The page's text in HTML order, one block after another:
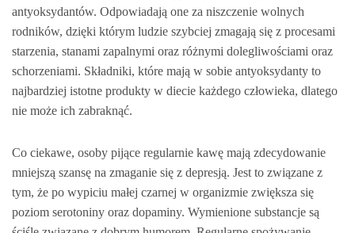
antyoksydantów. Odpowiadają one za niszczenie wolnych
rodników, dzięki którym ludzie szybciej zmagają się z procesami
starzenia, stanami zapalnymi oraz różnymi dolegliwościami oraz
schorzeniami. Składniki, które mają w sobie antyoksydanty to
najbardziej istotne produkty w diecie każdego człowieka, dlatego
nie może ich zabraknąć.
Co ciekawe, osoby pijące regularnie kawę mają zdecydowanie
mniejszą szansę na zmaganie się z depresją. Jest to związane z
tym, że po wypiciu małej czarnej w organizmie zwiększa się
poziom serotoniny oraz dopaminy. Wymienione substancje są